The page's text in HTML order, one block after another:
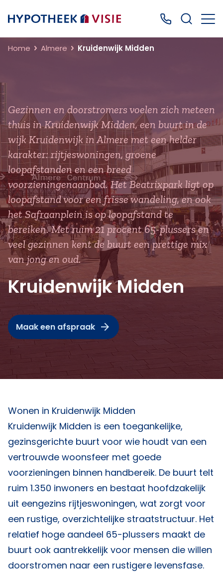
Terug naar home Bel ons: 0499
Home Almere Kruidenwijk Midden
Gezinnen en doorstromers voelen zich meteen
thuis in Kruidenwijk Midden, een buurt in de
wijk Kruidenwijk in Almere met een helder
karakter: rijtjeswoningen, groene
loopafstanden en een breed
voorzieningenaanbod. Het Beatrixpark ligt op
loopafstand voor een frisse wandeling, en ook
het Safraanplein is op loopafstand te
bereiken. Met ruim 21 procent 65-plussers en
veel gezinnen kent de buurt een prettige mix
van jong en oud.
Kruidenwijk Midden
Maak een afspraak
Wonen in Kruidenwijk Midden
Kruidenwijk Midden is een toegankelijke,
gezinsgerichte buurt voor wie houdt van een
vertrouwde woonsfeer met goede
voorzieningen binnen handbereik. De buurt telt
ruim 1.350 inwoners en bestaat hoofdzakelijk
uit eengezins rijtjeswoningen, wat zorgt voor
een rustige, overzichtelijke straatstructuur. Het
relatief hoge aandeel 65-plussers maakt de
buurt ook aantrekkelijk voor mensen die willen
doorstromen naar een rustigere levensfase.